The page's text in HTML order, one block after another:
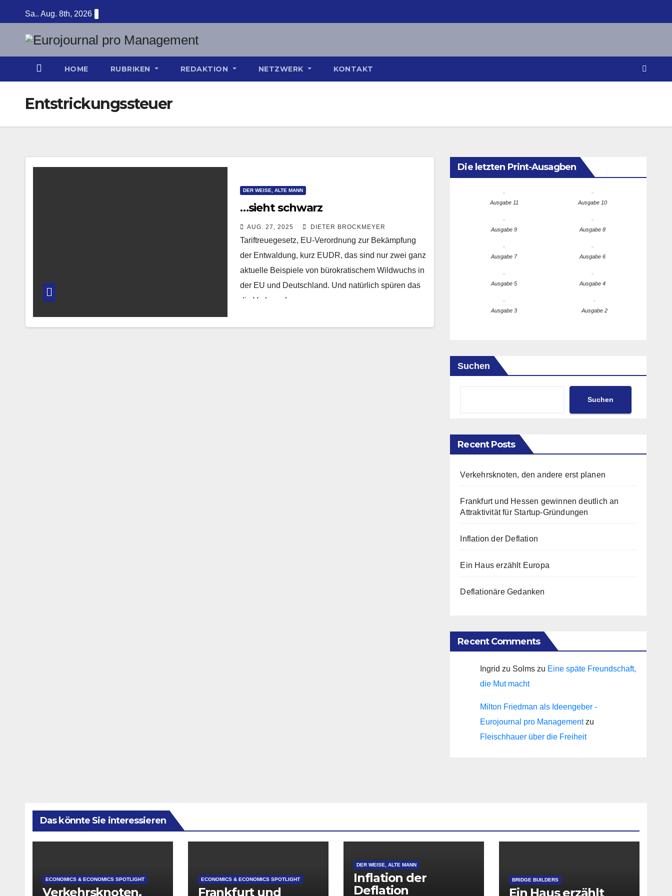
Inhalt
springen
Sa.. Aug. 8th, 2026
HOME RUBRIKEN REDAKTION NETZWERK KONTAKT
Entstrickungssteuer
DER WEISE, ALTE MANN
…sieht schwarz
AUG. 27, 2025 DIETER BROCKMEYER
Tariftreuegesetz, EU-Verordnung zur Bekämpfung
der Entwaldung, kurz EUDR, das sind nur zwei ganz
aktuelle Beispiele von bürokratischem Wildwuchs in
der EU und Deutschland. Und natürlich spüren das
die Verbraucher am…
Die letzten Print-Ausagben
Ausgabe 11 Ausgabe 10
Ausgabe 9 Ausgabe 8
Ausgabe 7 Ausgabe 6
Ausgabe 5 Ausgabe 4
Ausgabe 3 Ausgabe 2
Suchen
Suchen
Recent Posts
Verkehrsknoten, den andere erst planen
Frankfurt und Hessen gewinnen deutlich an
Attraktivität für Startup-Gründungen
Inflation der Deflation
Ein Haus erzählt Europa
Deflationäre Gedanken
Recent Comments
Ingrid zu Solms zu Eine späte Freundschaft,
die Mut macht
Milton Friedman als Ideengeber -
Eurojournal pro Managementzu
Fleischhauer über die Freiheit
Das könnte Sie interessieren
ECONOMICS & ECONOMICS SPOTLIGHT
Verkehrsknoten,
ECONOMICS & ECONOMICS SPOTLIGHT
Frankfurt und
DER WEISE, ALTE MANN
Inflation der
Deflation
BRIDGE BUILDERS
Ein Haus erzählt